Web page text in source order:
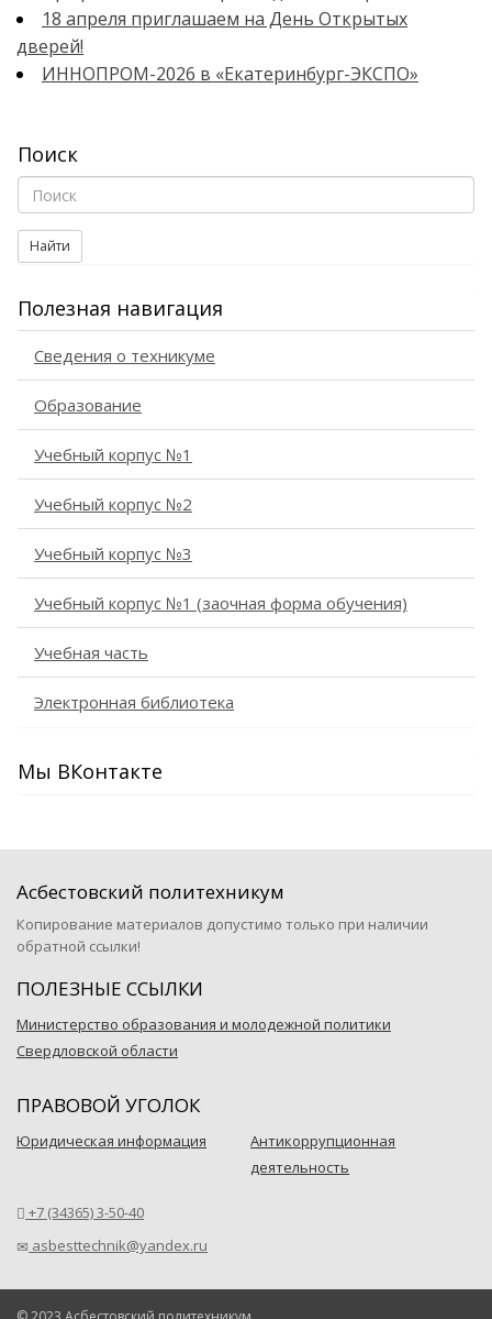
18 апреля приглашаем на День Открытых
дверей!
ИННОПРОМ-2026 в «Екатеринбург-ЭКСПО»
Поиск
Найти
Полезная навигация
Сведения о техникуме
Образование
Учебный корпус №1
Учебный корпус №2
Учебный корпус №3
Учебный корпус №1 (заочная форма обучения)
Учебная часть
Электронная библиотека
Мы ВКонтакте
Асбестовский политехникум
Копирование материалов допустимо только при наличии
обратной ссылки!
ПОЛЕЗНЫЕ ССЫЛКИ
Министерство образования и молодежной политики
Свердловской области
ПРАВОВОЙ УГОЛОК
Юридическая информация
Антикоррупционная
деятельность
+7 (34365) 3-50-40
asbesttechnik@yandex.ru